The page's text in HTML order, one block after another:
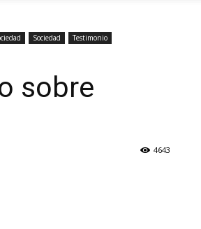
Sociedad
Testimonio
sobre
4643